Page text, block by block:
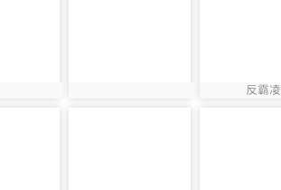
反霸凌
photo:592